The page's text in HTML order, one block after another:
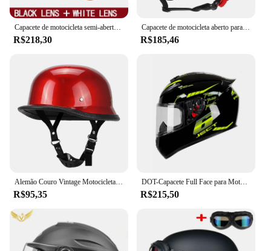
Capacete de motocicleta semi-aberta retrô, acessórios cross country, inverno, 3, 4
R$218,30
Capacete de motocicleta aberto para homens e mulheres, capacetes de moto retrô, chopper vintage, moto, scooter, DOT, novo, 3, 4
R$185,46
Alemão Couro Vintage Motocicleta Meia Capacete, Open Face Capacete, Piloto Motociclista, Certificação DOT, S-XXL
R$95,35
DOT-Capacete Full Face para Motocicleta, Capacete de Segurança para Moto e Scooter, Capacetes Modulares para Homens e Mulheres
R$215,50